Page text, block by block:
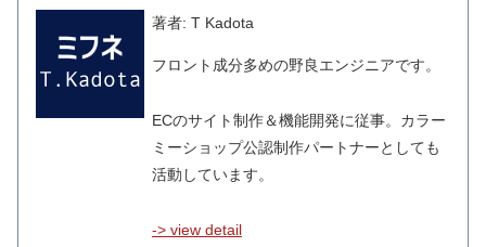
著者: T Kadota
フロント成分多めの野良エンジニアです。
ECのサイト制作＆機能開発に従事。カラー
ミーショップ公認制作パートナーとしても
活動しています。
-> view detail